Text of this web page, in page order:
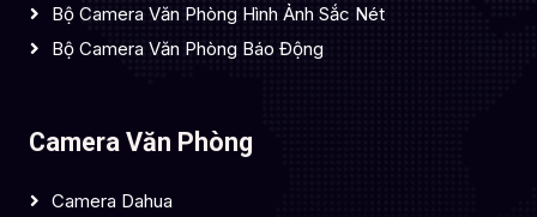
Bộ Camera Văn Phòng Hình Ảnh Sắc Nét
Bộ Camera Văn Phòng Báo Động
Camera Văn Phòng
Camera Dahua